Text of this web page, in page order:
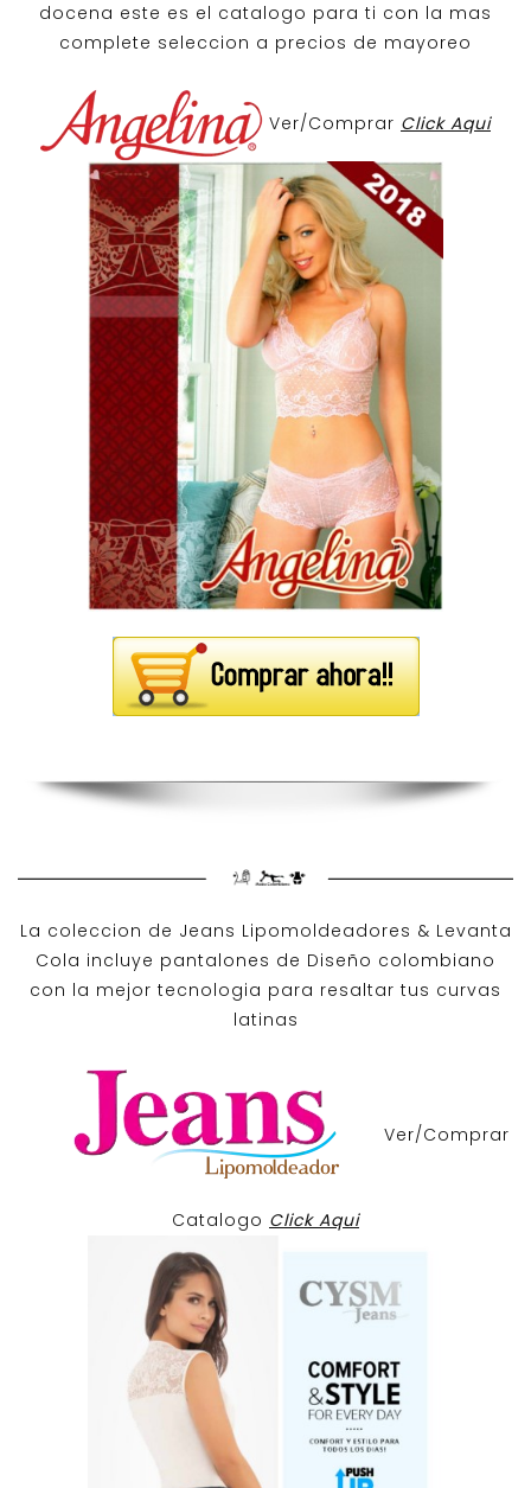
docena este es el catalogo para ti con la mas
complete seleccion a precios de mayoreo
Ver/Comprar Click Aqui
La coleccion de Jeans Lipomoldeadores & Levanta
Cola incluye pantalones de Diseño colombiano
con la mejor tecnologia para resaltar tus curvas
latinas
Ver/Comprar
Catalogo Click Aqui